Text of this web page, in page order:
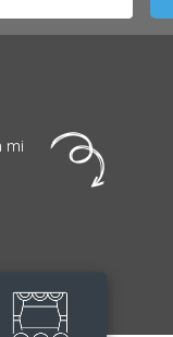
mi